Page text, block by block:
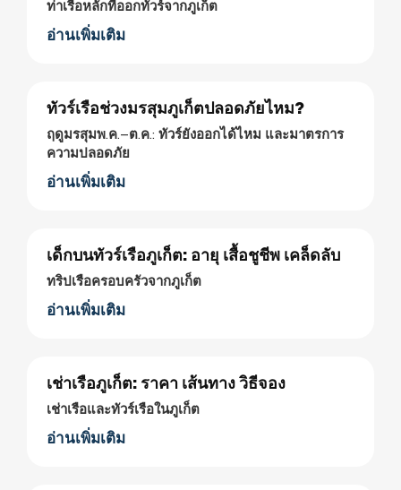
ท่าเรือหลักที่ออกทัวร์จากภูเก็ต
อ่านเพิ่มเติม
ทัวร์เรือช่วงมรสุมภูเก็ตปลอดภัยไหม?
ฤดูมรสุมพ.ค.–ต.ค.: ทัวร์ยังออกได้ไหม และมาตรการ
ความปลอดภัย
อ่านเพิ่มเติม
เด็กบนทัวร์เรือภูเก็ต: อายุ เสื้อชูชีพ เคล็ดลับ
ทริปเรือครอบครัวจากภูเก็ต
อ่านเพิ่มเติม
เช่าเรือภูเก็ต: ราคา เส้นทาง วิธีจอง
เช่าเรือและทัวร์เรือในภูเก็ต
อ่านเพิ่มเติม